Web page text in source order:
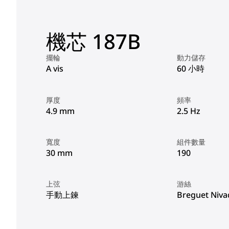
機芯 187B
擺輪
A vis
動力儲存
60 小時
厚度
4.9 mm
頻率
2.5 Hz
寬度
30 mm
組件數量
190
上弦
手動上鍊
游絲
Breguet